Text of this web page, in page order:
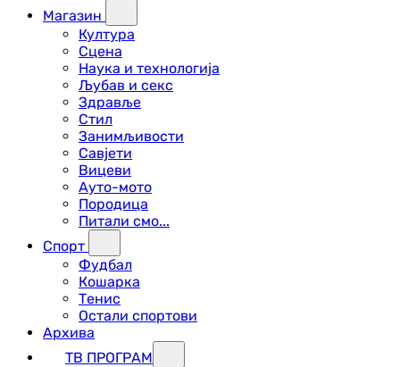
Магазин
Култура
Сцена
Наука и технологија
Љубав и секс
Здравље
Стил
Занимљивости
Савјети
Вицеви
Ауто-мото
Породица
Питали смо...
Спорт
Фудбал
Кошарка
Тенис
Остали спортови
Архива
ТВ ПРОГРАМ